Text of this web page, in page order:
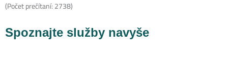
(Počet prečítaní: 2738)
Spoznajte služby navyše